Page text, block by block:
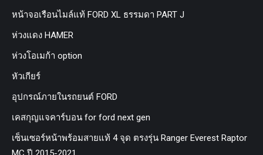
หน้าจอเรือนไมล์แท้ FORD XL ธรรมดา PART J
ห่วงแดง HAMER
ห่วงโอเมก้า option
หัวเกียร์
อุปกรณ์ภายในรถยนต์ FORD
เคสกุญแจคาร์บอน for ford next gen
เซ็นเซอร์หน้าพร้อมสายแท้ 4 จุด ตรงรุ่น Ranger Everest Raptor